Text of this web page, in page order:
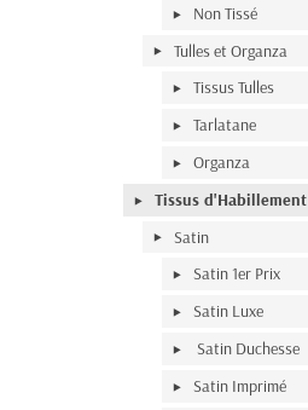
Non Tissé
Tulles et Organza
Tissus Tulles
Tarlatane
Organza
Tissus d'Habillement
Satin
Satin 1er Prix
Satin Luxe
Satin Duchesse
Satin Imprimé